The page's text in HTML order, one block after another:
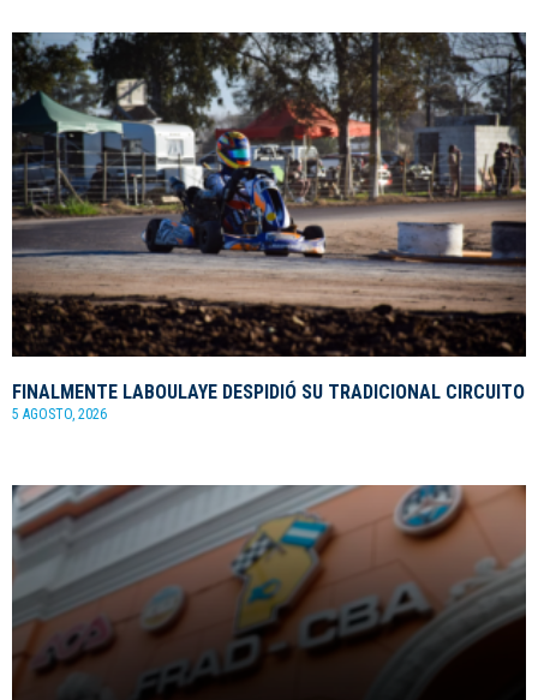
FINALMENTE LABOULAYE DESPIDIÓ SU TRADICIONAL CIRCUITO
5 AGOSTO, 2026